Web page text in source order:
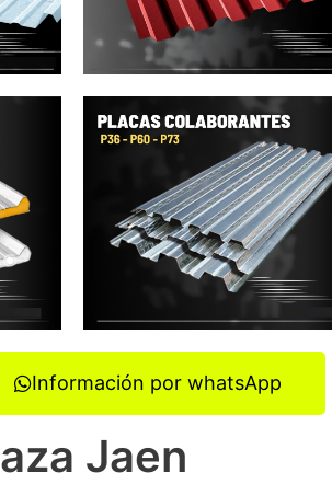
Información por whatsApp
Jaen